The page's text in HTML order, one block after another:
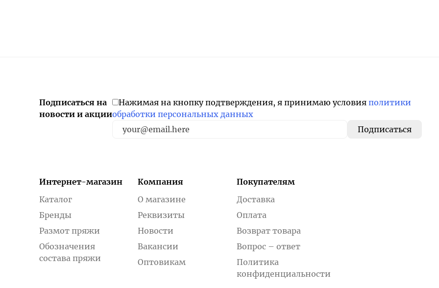
Подписаться на
новости и акции
Нажимая на кнопку подтверждения, я принимаю условия политики
обработки персональных данных
Интернет-магазин
Каталог
Бренды
Размот пряжи
Обозначения
состава пряжи
Компания
О магазине
Реквизиты
Новости
Вакансии
Оптовикам
Покупателям
Доставка
Оплата
Возврат товара
Вопрос – ответ
Политика
конфиденциальности